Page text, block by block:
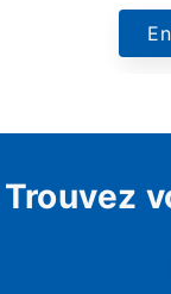
à travers
Trouvez